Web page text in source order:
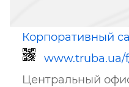
Корпоративный
www.truba.ua/
Центральный